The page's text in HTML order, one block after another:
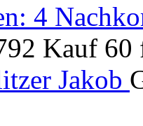
4
Kauf
Jakob